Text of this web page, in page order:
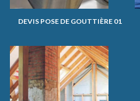
DEVIS POSE DE GOUTTIÈRE 01